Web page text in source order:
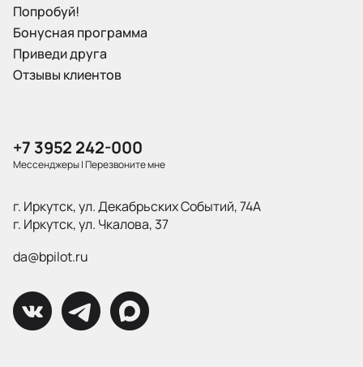
Попробуй!
Бонусная программа
Приведи друга
Отзывы клиентов
+7 3952 242-000
Мессенджеры|Перезвоните мне
г. Иркутск, ул. Декабрьских Событий, 74А
г. Иркутск, ул. Чкалова, 37
da@bpilot.ru